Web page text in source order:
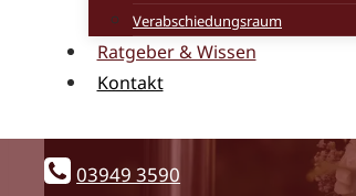
Verabschiedungsraum
Ratgeber & Wissen
Kontakt
03949 3590